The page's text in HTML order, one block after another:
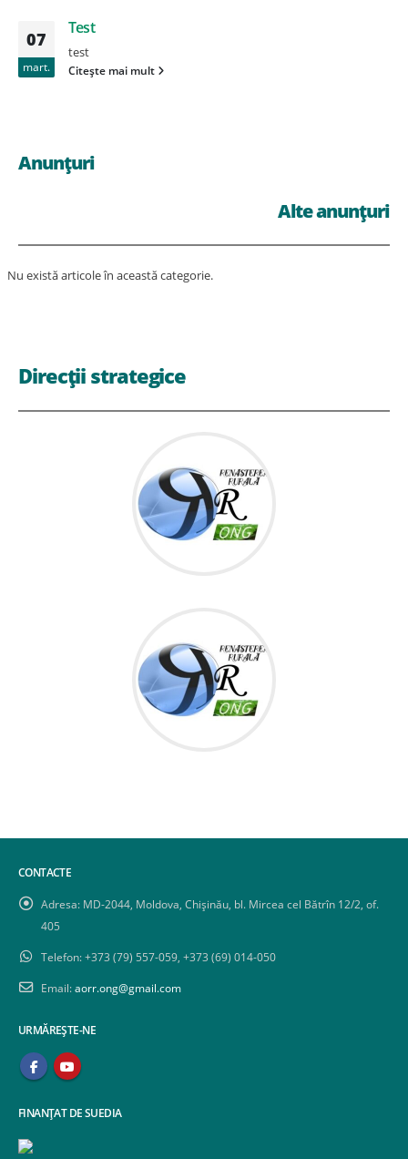
07
mart.
Test
test
Citește mai mult
Anunțuri
Alte anunțuri
Nu există articole în această categorie.
Direcții strategice
CONTACTE
Adresa: MD-2044, Moldova, Chișinău, bl. Mircea cel Bătrîn 12/2, of.
405
Telefon:+373 (79) 557-059, +373 (69) 014-050
Email:aorr.ong@gmail.com
URMĂREȘTE-NE
FINANȚAT DE SUEDIA